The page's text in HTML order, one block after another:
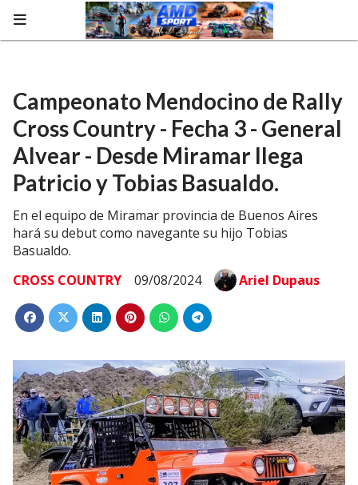
google.com, pub-8607052292842556, DIRECT,
f08c47fec0942fa0
Campeonato Mendocino de Rally
Cross Country - Fecha 3 - General
Alvear - Desde Miramar llega
Patricio y Tobias Basualdo.
En el equipo de Miramar provincia de Buenos Aires
hará su debut como navegante su hijo Tobias
Basualdo.
CROSS COUNTRY
09/08/2024 Ariel Dupaus